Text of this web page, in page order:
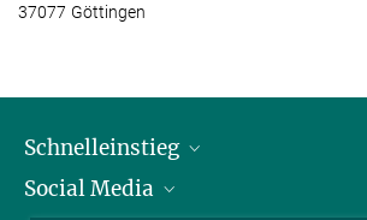
37077 Göttingen
Schnelleinstieg
Alumni
Social Media